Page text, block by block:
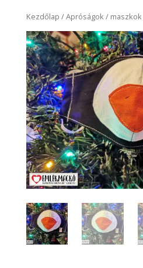
Kezdőlap /Apróságok / maszkok